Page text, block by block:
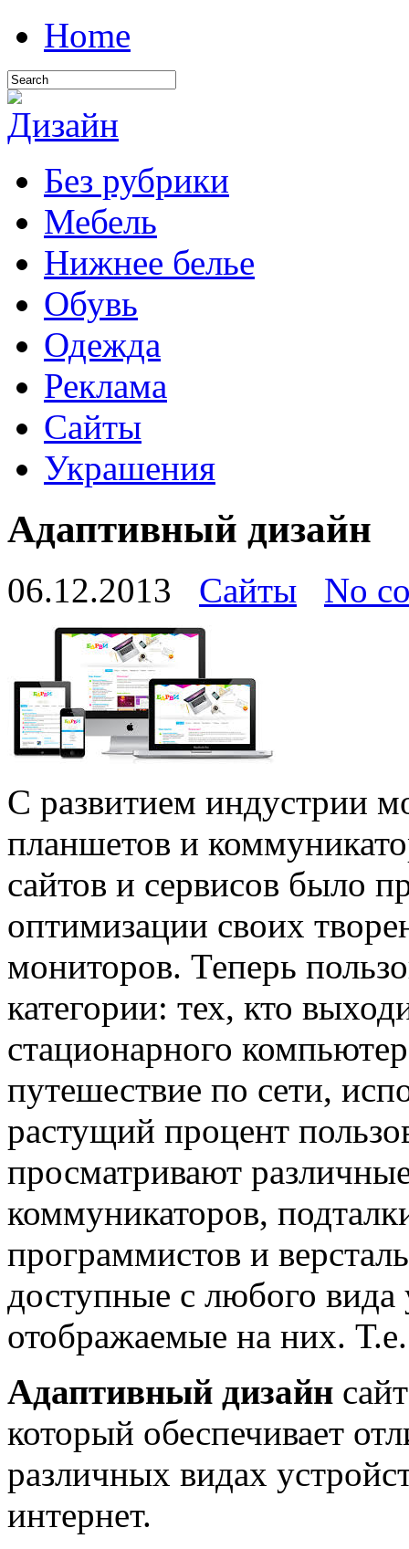
Home
Без рубрики
Мебель
Нижнее белье
Обувь
Одежда
Реклама
Сайты
Украшения
Адаптивный дизайн
06.12.2013 Сайты No
С развитием индустрии
планшетов и
сайтов и сервисов было
оптимизации своих
мониторов. Теперь
категории: тех, кто
стационарного
путешествие по сети,
растущий процент
просматривают
коммуникаторов,
программистов и
доступные с любого вида
отображаемые на них.
Адаптивный дизайн
который обеспечивает
различных видах
интернет.